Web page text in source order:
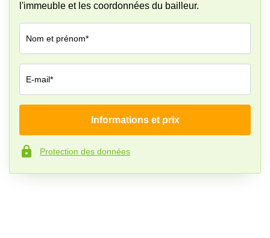
l'immeuble et les coordonnées du bailleur.
Nom et prénom*
E-mail*
Numéro de téléphone*
Informations et prix
Protection des données